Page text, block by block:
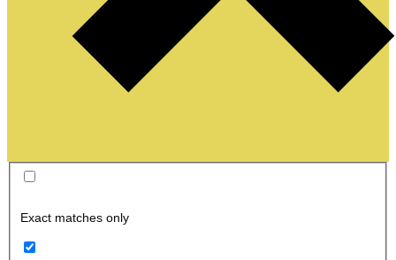
Exact matches only